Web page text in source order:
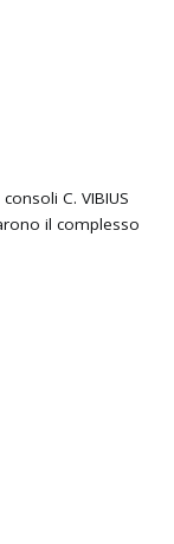
C. VIBIUS
il complesso